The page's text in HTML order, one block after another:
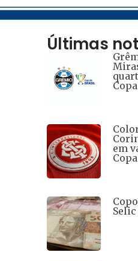
Últimas
em
Selic